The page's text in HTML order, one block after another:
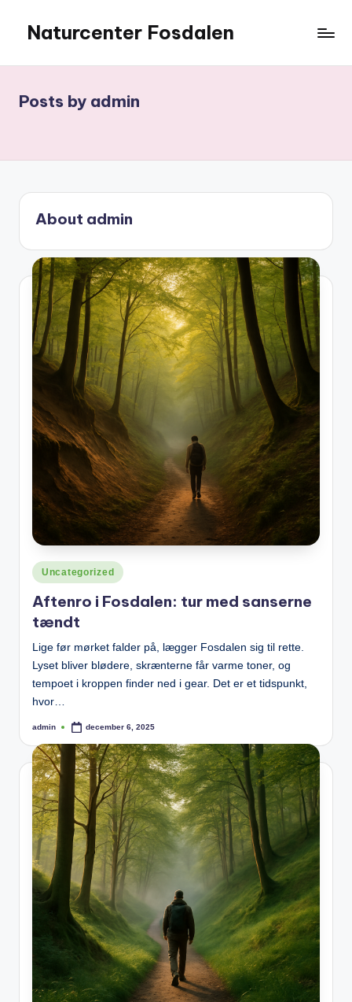
Naturcenter Fosdalen
Posts by admin
About admin
Posted
in
Uncategorized
Aftenro i Fosdalen: tur med sanserne
tændt
Lige før mørket falder på, lægger Fosdalen sig til rette.
Lyset bliver blødere, skrænterne får varme toner, og
tempoet i kroppen finder ned i gear. Det er et tidspunkt,
hvor…
Posted
admin december 6, 2025